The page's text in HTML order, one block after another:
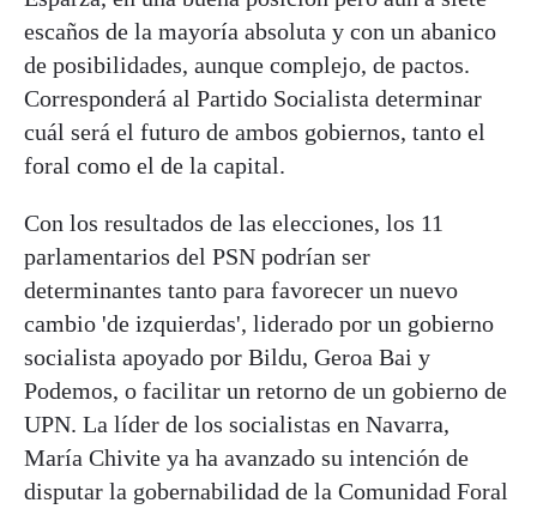
escaños de la mayoría absoluta y con un abanico
de posibilidades, aunque complejo, de pactos.
Corresponderá al Partido Socialista determinar
cuál será el futuro de ambos gobiernos, tanto el
foral como el de la capital.
Con los resultados de las elecciones, los 11
parlamentarios del PSN podrían ser
determinantes tanto para favorecer un nuevo
cambio 'de izquierdas', liderado por un gobierno
socialista apoyado por Bildu, Geroa Bai y
Podemos, o facilitar un retorno de un gobierno de
UPN. La líder de los socialistas en Navarra,
María Chivite ya ha avanzado su intención de
disputar la gobernabilidad de la Comunidad Foral